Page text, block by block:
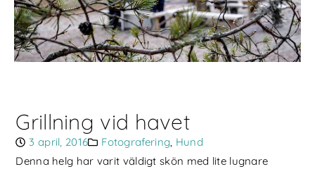
Grillning vid havet
3 april, 2016 Fotografering, Hund
Denna helg har varit väldigt skön med lite lugnare